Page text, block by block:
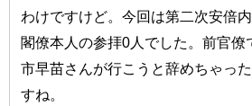
わけですけど。今回は第二次安倍
閣僚本人の参拝0人でした。前官僚
市早苗さんが行こうと辞めちゃっ
すね。